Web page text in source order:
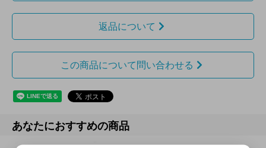
返品について
この商品について問い合わせる
あなたにおすすめの商品